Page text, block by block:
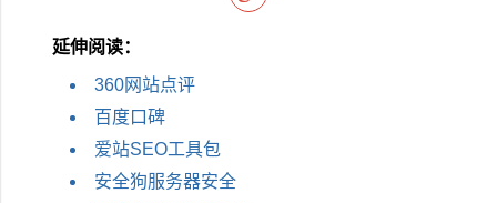
延伸阅读：
360网站点评
百度口碑
爱站SEO工具包
安全狗服务器安全